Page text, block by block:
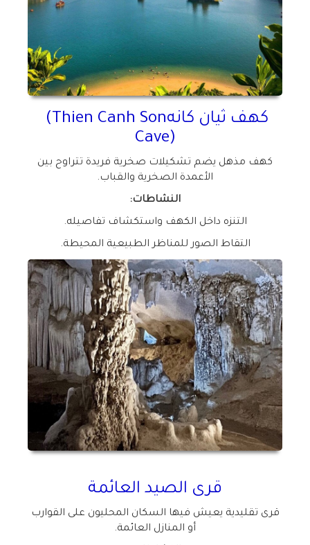
كهف ثيان كانه(Thien Canh Son
Cave)
كهف مذهل يضم تشكيلات صخرية فريدة تتراوح بين
الأعمدة الصخرية والقباب.
النشاطات:
التنزه داخل الكهف واستكشاف تفاصيله.
التقاط الصور للمناظر الطبيعية المحيطة.
قرى الصيد العائمة
قرى تقليدية يعيش فيها السكان المحليون على القوارب
أو المنازل العائمة.